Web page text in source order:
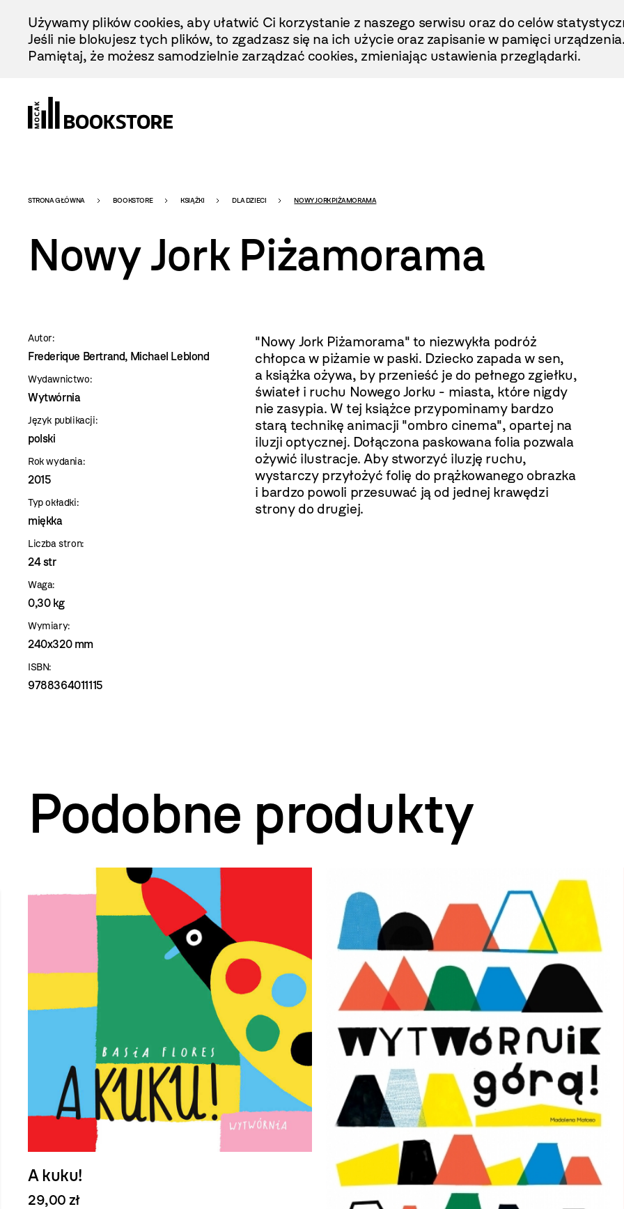
Treści
Używamy plików cookies, aby ułatwić Ci korzystanie z naszego serwisu oraz do celów
Jeśli nie blokujesz tych plików, to zgadzasz się na ich użycie oraz zapisanie w pamięci urządzenia.
Pamiętaj, że możesz samodzielnie zarządzać cookies, zmieniając ustawienia przeglądarki.
Bookstore
-
szablon
szczegóły
STRONA GŁÓWNA BOOKSTORE KSIĄŻKI DLA DZIECI NOWY JORK PIŻAMORAMA
Nowy Jork Piżamorama
Autor:
Frederique Bertrand, Michael Leblond
Wydawnictwo:
Wytwórnia
Język publikacji:
polski
Rok wydania:
2015
Typ okładki:
miękka
Liczba stron:
24 str
Waga:
0,30 kg
Wymiary:
240x320 mm
ISBN:
9788364011115
"Nowy Jork Piżamorama" to niezwykła podróż
chłopca w piżamie w paski. Dziecko zapada w sen,
a książka ożywa, by przenieść je do pełnego zgiełku,
świateł i ruchu Nowego Jorku - miasta, które nigdy
nie zasypia. W tej książce przypominamy bardzo
starą technikę animacji "ombro cinema", opartej na
iluzji optycznej. Dołączona paskowana folia pozwala
ożywić ilustracje. Aby stworzyć iluzję ruchu,
wystarczy przyłożyć folię do prążkowanego obrazka
i bardzo powoli przesuwać ją od jednej krawędzi
strony do drugiej.
Podobne produkty
A kuku!
29,00 zł